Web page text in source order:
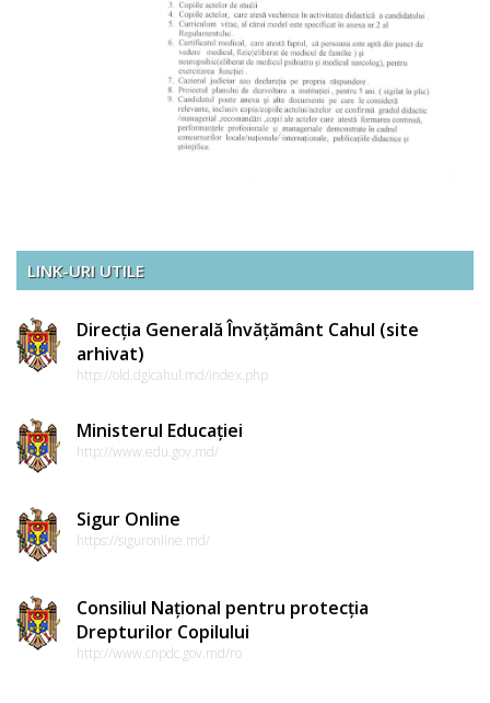
LINK-URI UTILE
Direcția Generală Învățământ Cahul (site
arhivat)
http://old.dgicahul.md/index.php
Ministerul Educației
http://www.edu.gov.md/
Sigur Online
https://siguronline.md/
Consiliul Național pentru protecția
Drepturilor Copilului
http://www.cnpdc.gov.md/ro